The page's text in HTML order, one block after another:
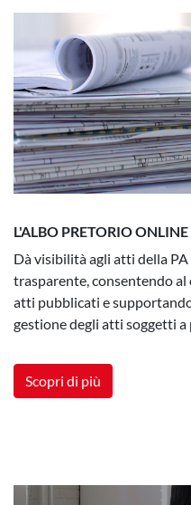
L'ALBO PRETORIO ONLINE
Dà visibilità agli atti della
trasparente, consentendo
atti pubblicati e
gestione degli atti soggetti a
Scopri di più